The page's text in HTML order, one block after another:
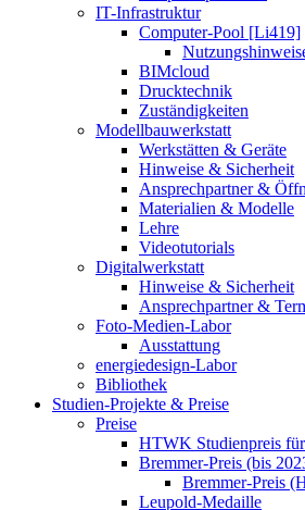
IT-Infrastruktur
Computer-Pool [Li419]
BIMcloud
Drucktechnik
Zuständigkeiten
Modellbauwerkstatt
Werkstätten & Geräte
Hinweise & Sicherheit
Ansprechpartner &
Materialien & Modelle
Lehre
Videotutorials
Digitalwerkstatt
Hinweise & Sicherheit
Ansprechpartner &
Foto-Medien-Labor
Ausstattung
energiedesign-Labor
Bibliothek
Studien-Projekte & Preise
Preise
HTWK Studienpreis
Bremmer-Preis (bis
Bremmer-Preis
Leupold-Medaille